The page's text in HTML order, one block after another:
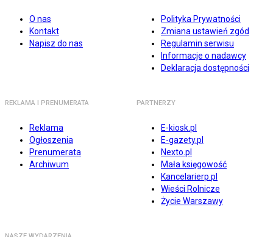
O nas
Kontakt
Napisz do nas
Polityka Prywatności
Zmiana ustawień zgód
Regulamin serwisu
Informacje o nadawcy
Deklaracja dostępności
REKLAMA I PRENUMERATA
Reklama
Ogłoszenia
Prenumerata
Archiwum
PARTNERZY
E-kiosk.pl
E-gazety.pl
Nexto.pl
Mała księgowość
Kancelarierp.pl
Wieści Rolnicze
Życie Warszawy